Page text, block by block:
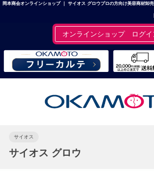
岡本商会オンラインショップ ｜ サイオス グロウプロの方向け美容商材卸
オンラインショップ ログイ
サイオス
サイオス グロウ